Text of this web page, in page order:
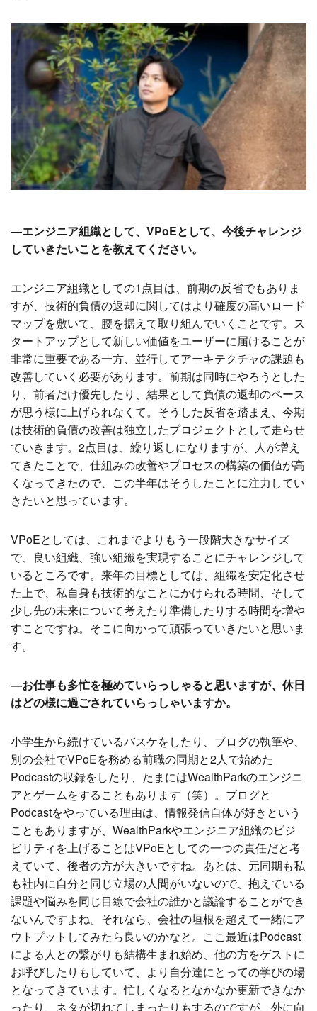
―エンジニア組織として、VPoEとして、今後チャレンジ
していきたいことを教えてください。
エンジニア組織としての1点目は、前期の反省でもありま
すが、技術的負債の返却に関してはより確度の高いロード
マップを敷いて、腰を据えて取り組んでいくことです。ス
タートアップとして新しい価値をユーザーに届けることが
非常に重要である一方、並行してアーキテクチャの課題も
改善していく必要があります。前期は同時にやろうとした
り、前者だけ優先したり、結果として負債の返却のペース
が思う様に上げられなくて。そうした反省を踏まえ、今期
は技術的負債の改善は独立したプロジェクトとして走らせ
ていきます。2点目は、繰り返しになりますが、人が増え
てきたことで、仕組みの改善やプロセスの構築の価値が高
くなってきたので、この半年はそうしたことに注力してい
きたいと思っています。
VPoEとしては、これまでよりもう一段階大きなサイズ
で、良い組織、強い組織を実現することにチャレンジして
いるところです。来年の目標としては、組織を安定化させ
た上で、私自身も技術的なことにかけられる時間、そして
少し先の未来について考えたり準備したりする時間を増や
すことですね。そこに向かって頑張っていきたいと思いま
す。
―お仕事も多忙を極めていらっしゃると思いますが、休日
はどの様に過ごされていらっしゃいますか。
小学生から続けているバスケをしたり、ブログの執筆や、
別の会社でVPoEを務める前職の同期と2人で始めた
Podcastの収録をしたり、たまにはWealthParkのエンジニ
アとゲームをすることもあります（笑）。ブログと
Podcastをやっている理由は、情報発信自体が好きという
こともありますが、WealthParkやエンジニア組織のビジ
ビリティを上げることはVPoEとしての一つの責任だと考
えていて、後者の方が大きいですね。あとは、元同期も私
も社内に自分と同じ立場の人間がいないので、抱えている
課題や悩みを同じ目線で会社の誰かと議論することができ
ないんですよね。それなら、会社の垣根を超えて一緒にア
ウトプットしてみたら良いのかなと。ここ最近はPodcast
による人との繋がりも結構生まれ始め、他の方をゲストに
お呼びしたりもしていて、より自分達にとっての学びの場
となってきています。忙しくなるとなかなか更新できなか
ったり、ネタが切れてしまったりもするのですが、外に向